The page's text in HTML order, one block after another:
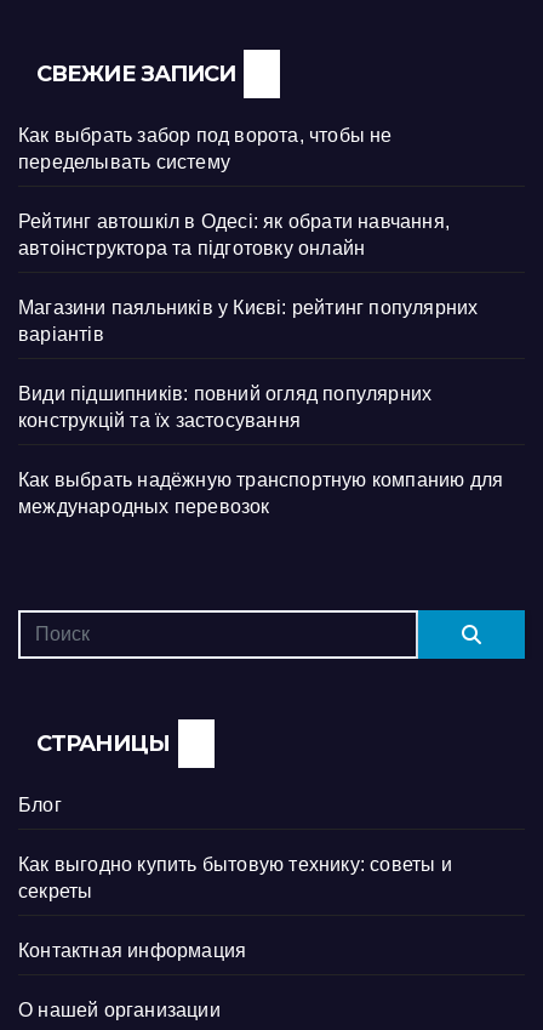
СВЕЖИЕ ЗАПИСИ
Как выбрать забор под ворота, чтобы не
переделывать систему
Рейтинг автошкіл в Одесі: як обрати навчання,
автоінструктора та підготовку онлайн
Магазини паяльників у Києві: рейтинг популярних
варіантів
Види підшипників: повний огляд популярних
конструкцій та їх застосування
Как выбрать надёжную транспортную компанию для
международных перевозок
СТРАНИЦЫ
Блог
Как выгодно купить бытовую технику: советы и
секреты
Контактная информация
О нашей организации